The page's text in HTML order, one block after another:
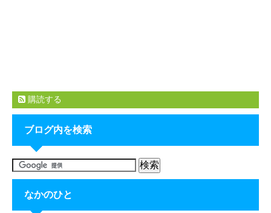
購読する
ブログ内を検索
なかのひと